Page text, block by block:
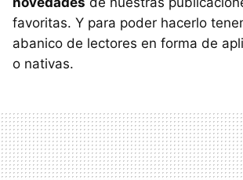
favoritas. Y para poder hacerlo
abanico de lectores en forma de
o nativas.